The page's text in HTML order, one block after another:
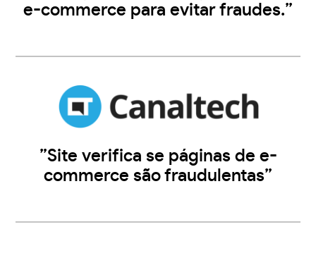
e-commerce para evitar fraudes.”
”Site verifica se páginas de e-
commerce são fraudulentas”